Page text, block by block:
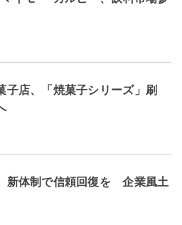
子店、「焼菓子シリーズ」刷
新体制で信頼回復を 企業風土